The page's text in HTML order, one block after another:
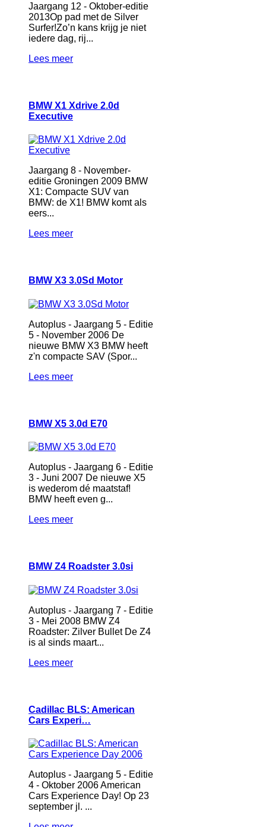
Jaargang 12 - Oktober-editie
2013Op pad met de Silver
Surfer!Zo’n kans krijg je niet
iedere dag, rij...
Lees meer
BMW X1 Xdrive 2.0d
Executive
Jaargang 8 - November-
editie Groningen 2009 BMW
X1: Compacte SUV van
BMW: de X1! BMW komt als
eers...
Lees meer
BMW X3 3.0Sd Motor
Autoplus - Jaargang 5 - Editie
5 - November 2006 De
nieuwe BMW X3 BMW heeft
z'n compacte SAV (Spor...
Lees meer
BMW X5 3.0d E70
Autoplus - Jaargang 6 - Editie
3 - Juni 2007 De nieuwe X5
is wederom dé maatstaf!
BMW heeft even g...
Lees meer
BMW Z4 Roadster 3.0si
Autoplus - Jaargang 7 - Editie
3 - Mei 2008 BMW Z4
Roadster: Zilver Bullet De Z4
is al sinds maart...
Lees meer
Cadillac BLS: American
Cars Experi…
Autoplus - Jaargang 5 - Editie
4 - Oktober 2006 American
Cars Experience Day! Op 23
september jl. ...